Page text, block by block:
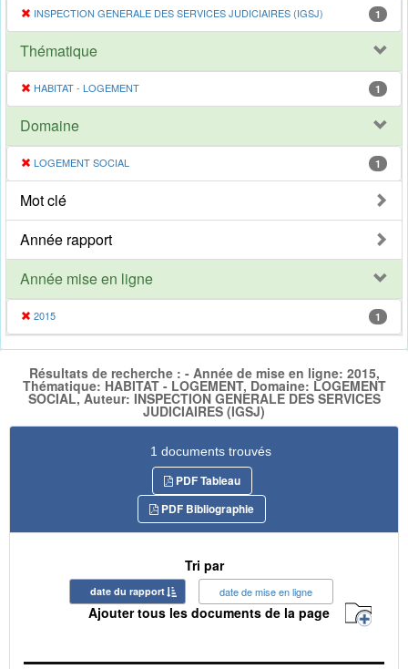
INSPECTION GENERALE DES SERVICES JUDICIAIRES (IGSJ) 1
Thématique
HABITAT - LOGEMENT 1
Domaine
LOGEMENT SOCIAL 1
Mot clé
Année rapport
Année mise en ligne
2015 1
Résultats de recherche : - Année de mise en ligne: 2015,
Thématique: HABITAT - LOGEMENT, Domaine: LOGEMENT
SOCIAL, Auteur: INSPECTION GENERALE DES SERVICES
JUDICIAIRES (IGSJ)
1 documents trouvés
PDF Tableau
PDF Bibliographie
Tri par
date du rapport date de mise en ligne
Ajouter tous les documents de la page